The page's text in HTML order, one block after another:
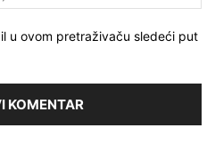
u ovom pretraživaču sledeći put